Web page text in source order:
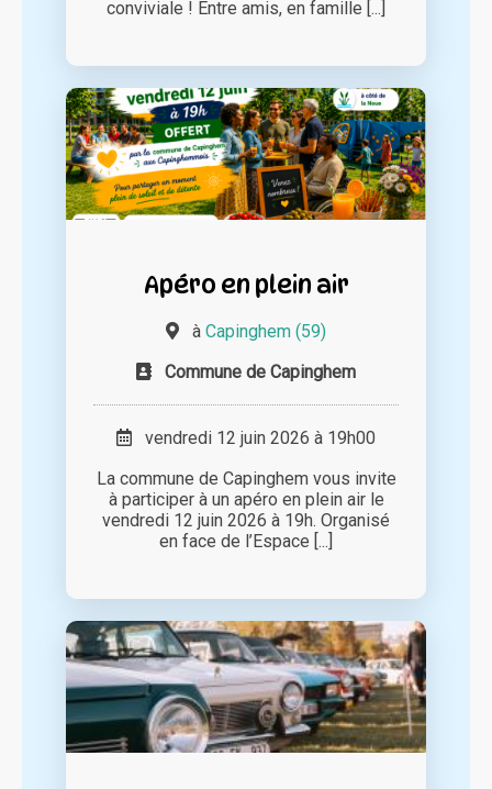
conviviale ! Entre amis, en famille [...]
Apéro en plein air
à Capinghem (59)
Commune de Capinghem
vendredi 12 juin 2026 à 19h00
La commune de Capinghem vous invite
à participer à un apéro en plein air le
vendredi 12 juin 2026 à 19h. Organisé
en face de l’Espace [...]